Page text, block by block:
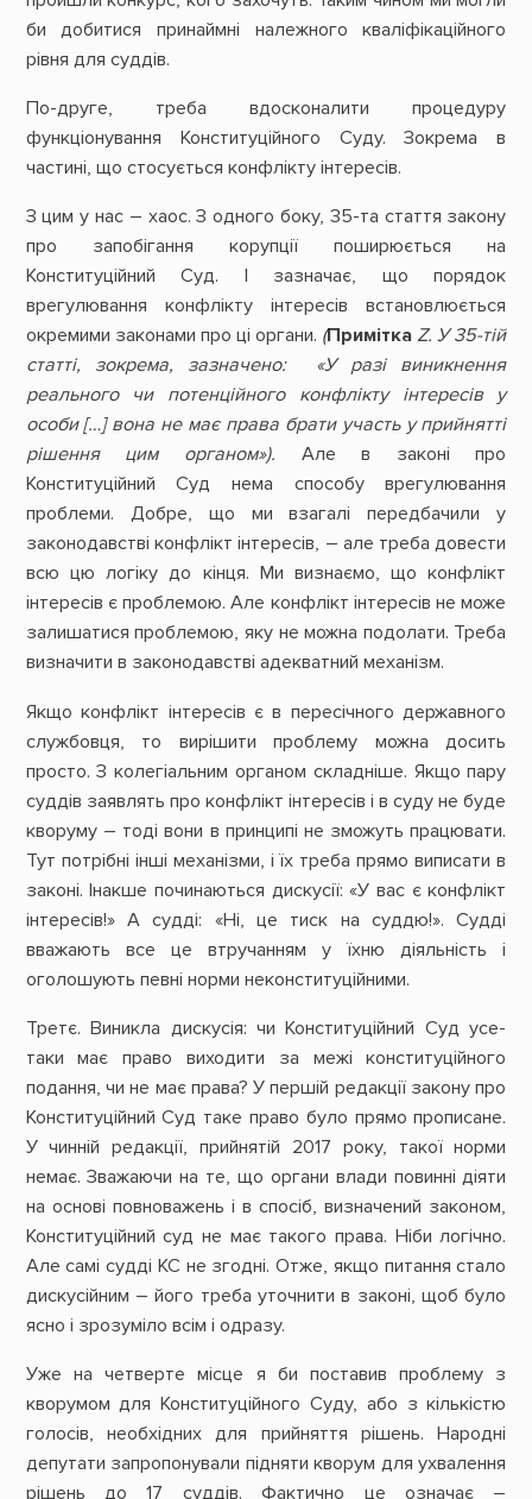
би добитися принаймні належного кваліфікаційного
рівня для суддів.
По-друге, треба вдосконалити процедуру
функціонування Конституційного Суду. Зокрема в
частині, що стосується конфлікту інтересів.
З цим у нас – хаос. З одного боку, 35-та стаття закону
про запобігання корупції поширюється на
Конституційний Суд. І зазначає, що порядок
врегулювання конфлікту інтересів встановлюється
окремими законами про ці органи. (Примітка Z. У 35-тій
статті, зокрема, зазначено: «У разі виникнення
реального чи потенційного конфлікту інтересів у
особи […] вона не має права брати участь у прийнятті
рішення цим органом»). Але в законі про
Конституційний Суд нема способу врегулювання
проблеми. Добре, що ми взагалі передбачили у
законодавстві конфлікт інтересів, – але треба довести
всю цю логіку до кінця. Ми визнаємо, що конфлікт
інтересів є проблемою. Але конфлікт інтересів не може
залишатися проблемою, яку не можна подолати. Треба
визначити в законодавстві адекватний механізм.
Якщо конфлікт інтересів є в пересічного державного
службовця, то вирішити проблему можна досить
просто. З колегіальним органом складніше. Якщо пару
суддів заявлять про конфлікт інтересів і в суду не буде
кворуму – тоді вони в принципі не зможуть працювати.
Тут потрібні інші механізми, і їх треба прямо виписати в
законі. Інакше починаються дискусії: «У вас є конфлікт
інтересів!» А судді: «Ні, це тиск на суддю!». Судді
вважають все це втручанням у їхню діяльність і
оголошують певні норми неконституційними.
Третє. Виникла дискусія: чи Конституційний Суд усе-
таки має право виходити за межі конституційного
подання, чи не має права? У першій редакції закону про
Конституційний Суд таке право було прямо прописане.
У чинній редакції, прийнятій 2017 року, такої норми
немає. Зважаючи на те, що органи влади повинні діяти
на основі повноважень і в спосіб, визначений законом,
Конституційний суд не має такого права. Ніби логічно.
Але самі судді КС не згодні. Отже, якщо питання стало
дискусійним – його треба уточнити в законі, щоб було
ясно і зрозуміло всім і одразу.
Уже на четверте місце я би поставив проблему з
кворумом для Конституційного Суду, або з кількістю
голосів, необхідних для прийняття рішень. Народні
депутати запропонували підняти кворум для ухвалення
рішень до 17 суддів. Фактично це означає –